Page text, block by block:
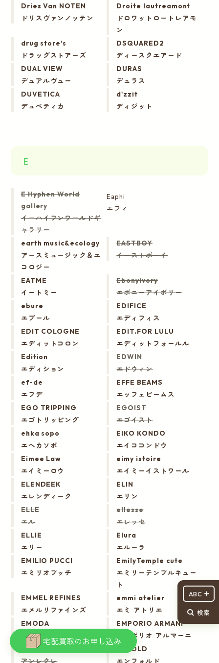
宅配買取のお申し込み
ABC
検索
Dries Van NOTEN
ドリスヴァンノッテン
Droite lautreamont
ドロワットロートレアモ
ン
drug store's
ドラッグストアーズ
DSQUARED2
ディースクエアード
DUAL VIEW
デュアルヴュー
DURAS
デュラス
DUVETICA
デュベティカ
d'zzit
ディジット
E
E Hyphen World
gallery
イーハイフンワールドギ
ャラリー
Eaphi
エフィ
earth music&ecology
アースミュージック＆エ
コロジー
EASTBOY
イーストボーイ
EATME
イートミー
Ebonyivory
エボニーアイボリー
ebure
エブール
EDIFICE
エディフィス
EDIT COLOGNE
エディットコロン
EDIT.FOR LULU
エディットフォールル
Edition
エディション
EDWIN
エドウィン
ef-de
エフデ
EFFE BEAMS
エッフェビームス
EGO TRIPPING
エゴトリッピング
EGOIST
エゴイスト
ehka sopo
エヘカソポ
EIKO KONDO
エイココンドウ
Eimee Law
エイミーロウ
eimy istoire
エイミーイストワール
ELENDEEK
エレンディーク
ELIN
エリン
ELLE
エル
ellesse
エレッセ
ELLIE
エリー
Elura
エルーラ
EMILIO PUCCI
エミリオプッチ
EmilyTemple cute
エミリーテンプルキュー
ト
EMMEL REFINES
エメルリファインズ
emmi atelier
エミ アトリエ
EMODA
エモダ
EMPORIO ARMANI
エンポリオ アルマーニ
en recre
アンレクレ
ENFOLD
エンフォルド